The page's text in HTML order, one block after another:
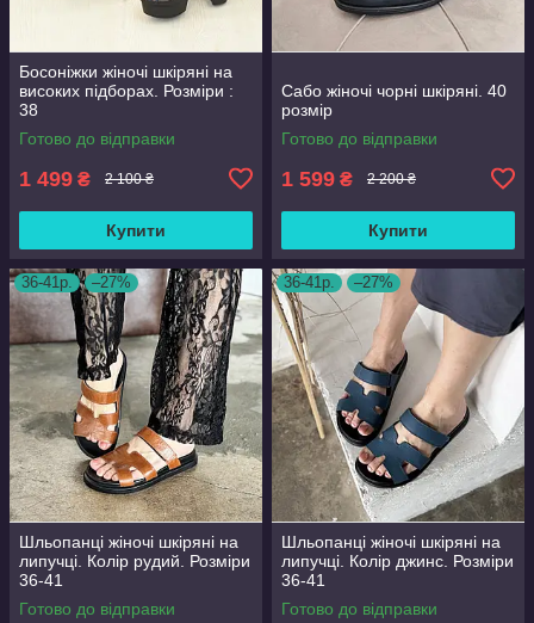
Босоніжки жіночі шкіряні на
високих підборах. Розміри :
38
Готово до відправки
1 499 ₴ 2 100 ₴
Купити
Сабо жіночі чорні шкіряні. 40
розмір
Готово до відправки
1 599 ₴ 2 200 ₴
Купити
36-41р. –27%
Шльопанці жіночі шкіряні на
липучці. Колір рудий. Розміри
36-41
Готово до відправки
36-41р. –27%
Шльопанці жіночі шкіряні на
липучці. Колір джинс. Розміри
36-41
Готово до відправки